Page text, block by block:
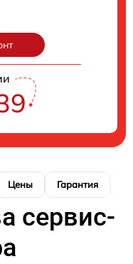
Цены Гарантия
сервис-